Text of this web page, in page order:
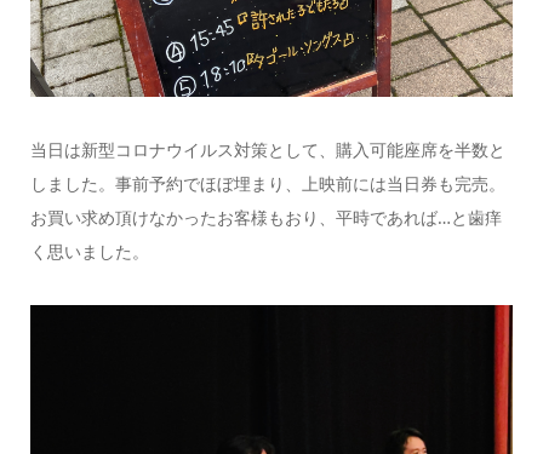
当日は新型コロナウイルス対策として、購入可能座席を半数と
しました。事前予約でほぼ埋まり、上映前には当日券も完売。
お買い求め頂けなかったお客様もおり、平時であれば…と歯痒
く思いました。